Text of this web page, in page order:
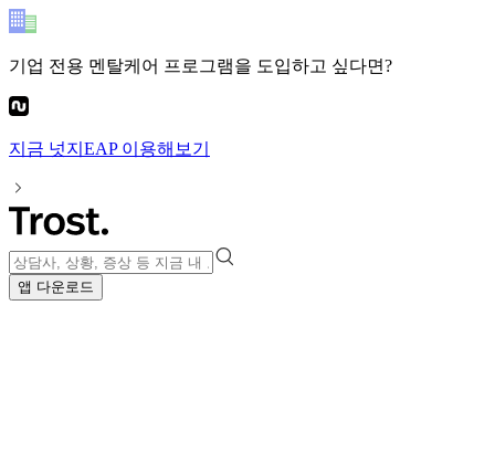
기업 전용 멘탈케어 프로그램을 도입하고 싶다면?
지금 넛지EAP이용해보기
앱 다운로드